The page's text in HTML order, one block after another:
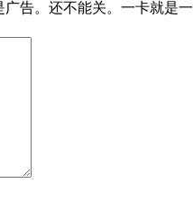
告。还不能关。一卡就是